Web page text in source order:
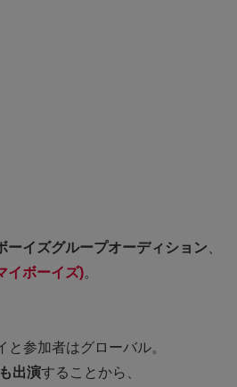
ーイズグループオーディション、
イボーイズ)。
参加者はグローバル。
出演することから、